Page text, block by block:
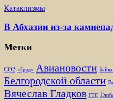
Катаклизмы
В Абхазии из-за
Метки
CO2 «Град» Авиановости
Белгородской области
Вячеслав Гладков ГТС